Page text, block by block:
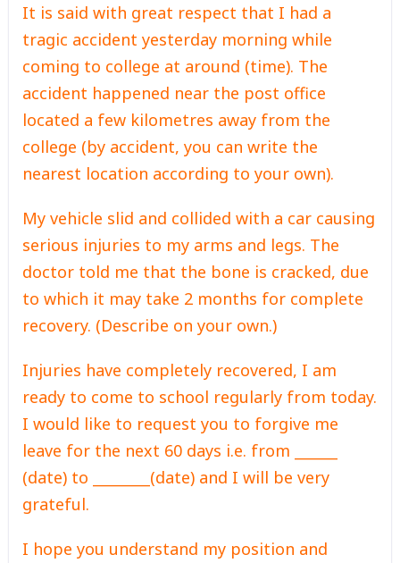
It is said with great respect that I had a
tragic accident yesterday morning while
coming to college at around (time). The
accident happened near the post office
located a few kilometres away from the
college (by accident, you can write the
nearest location according to your own).
My vehicle slid and collided with a car causing
serious injuries to my arms and legs. The
doctor told me that the bone is cracked, due
to which it may take 2 months for complete
recovery. (Describe on your own.)
Injuries have completely recovered, I am
ready to come to school regularly from today.
I would like to request you to forgive me
leave for the next 60 days i.e. from ______
(date) to ________(date) and I will be very
grateful.
I hope you understand my position and